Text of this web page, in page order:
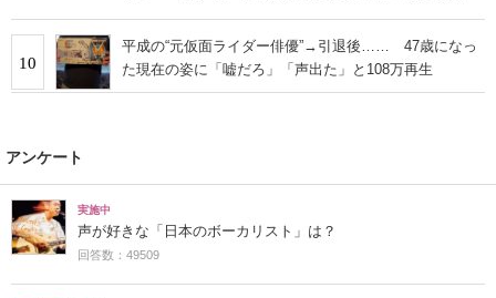
10
平成の“元仮面ライダー俳優”→引退後…… 47歳になっ
た現在の姿に「嘘だろ」「声出た」と108万再生
アンケート
実施中
声が好きな「日本のボーカリスト」は？
回答数：49509